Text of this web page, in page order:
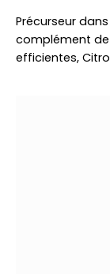
Précurseur
complément
efficientes,